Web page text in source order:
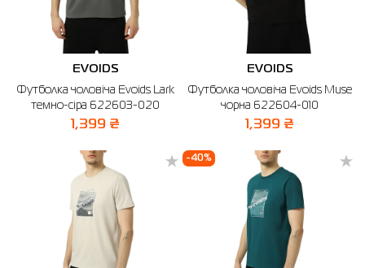
EVOIDS
Футболка чоловіча Evoids Lark
темно-сіра 622603-020
1,399 ₴
EVOIDS
Футболка чоловіча Evoids Muse
чорна 622604-010
1,399 ₴
-40%